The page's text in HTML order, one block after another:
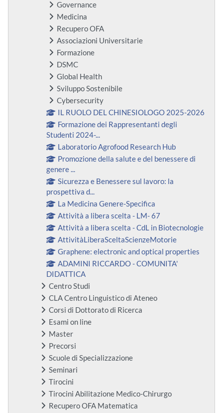
Governance
Medicina
Recupero OFA
Associazioni Universitarie
Formazione
DSMC
Global Health
Sviluppo Sostenibile
Cybersecurity
IL RUOLO DEL CHINESIOLOGO 2025-2026
Formazione dei Rappresentanti degli
Studenti 2024-...
Laboratorio Agrofood Research Hub
Promozione della salute e del benessere di
genere ...
Sicurezza e Benessere sul lavoro: la
prospettiva d...
La Medicina Genere-Specifica
Attività a libera scelta - LM- 67
Attività a libera scelta - CdL in Biotecnologie
AttivitàLiberaSceltaScienzeMotorie
Graphene: electronic and optical properties
ADAMINI RICCARDO - COMUNITA'
DIDATTICA
Centro Studi
CLA Centro Linguistico di Ateneo
Corsi di Dottorato di Ricerca
Esami on line
Master
Precorsi
Scuole di Specializzazione
Seminari
Tirocini
Tirocini Abilitazione Medico-Chirurgo
Recupero OFA Matematica